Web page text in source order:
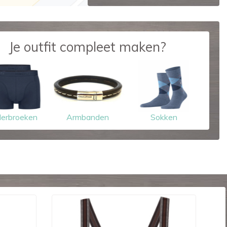
Je outfit compleet maken?
Armbanden Sokken